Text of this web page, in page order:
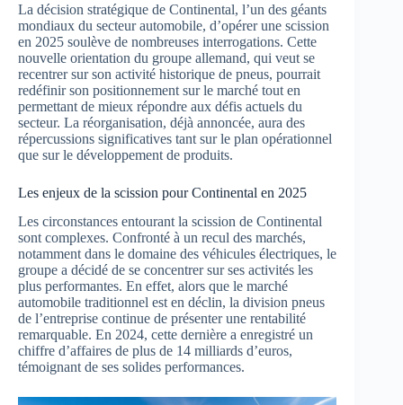
La décision stratégique de Continental, l’un des géants
mondiaux du secteur automobile, d’opérer une scission
en 2025 soulève de nombreuses interrogations. Cette
nouvelle orientation du groupe allemand, qui veut se
recentrer sur son activité historique de pneus, pourrait
redéfinir son positionnement sur le marché tout en
permettant de mieux répondre aux défis actuels du
secteur. La réorganisation, déjà annoncée, aura des
répercussions significatives tant sur le plan opérationnel
que sur le développement de produits.
Les enjeux de la scission pour Continental en 2025
Les circonstances entourant la scission de Continental
sont complexes. Confronté à un recul des marchés,
notamment dans le domaine des véhicules électriques, le
groupe a décidé de se concentrer sur ses activités les
plus performantes. En effet, alors que le marché
automobile traditionnel est en déclin, la division pneus
de l’entreprise continue de présenter une rentabilité
remarquable. En 2024, cette dernière a enregistré un
chiffre d’affaires de plus de 14 milliards d’euros,
témoignant de ses solides performances.